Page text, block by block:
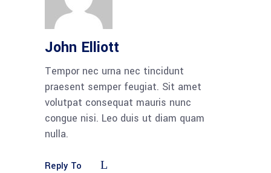
John Elliott
Tempor nec urna nec tincidunt
praesent semper feugiat. Sit amet
volutpat consequat mauris nunc
congue nisi. Leo duis ut diam quam
nulla.
Reply To